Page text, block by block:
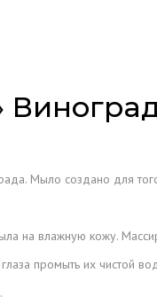
Мыло создано для
на влажную кожу.
промыть их чистой